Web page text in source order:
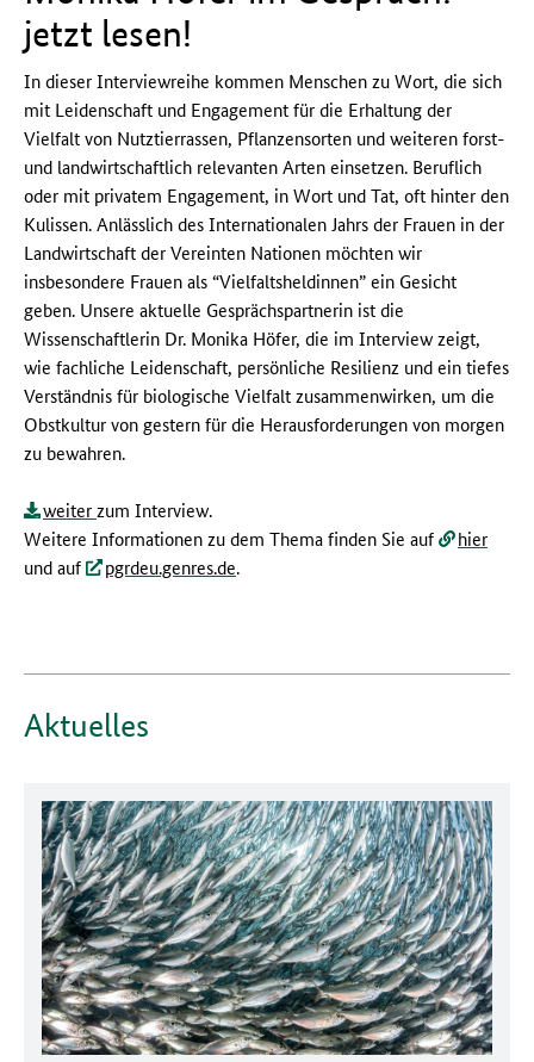
jetzt lesen!
In dieser Interviewreihe kommen Menschen zu Wort, die sich
mit Leidenschaft und Engagement für die Erhaltung der
Vielfalt von Nutztierrassen, Pflanzensorten und weiteren forst-
und landwirtschaftlich relevanten Arten einsetzen. Beruflich
oder mit privatem Engagement, in Wort und Tat, oft hinter den
Kulissen. Anlässlich des Internationalen Jahrs der Frauen in der
Landwirtschaft der Vereinten Nationen möchten wir
insbesondere Frauen als “Vielfaltsheldinnen” ein Gesicht
geben. Unsere aktuelle Gesprächspartnerin ist die
Wissenschaftlerin Dr. Monika Höfer, die im Interview zeigt,
wie fachliche Leidenschaft, persönliche Resilienz und ein tiefes
Verständnis für biologische Vielfalt zusammenwirken, um die
Obstkultur von gestern für die Herausforderungen von morgen
zu bewahren.
weiterzum Interview.
Weitere Informationen zu dem Thema finden Sie auf
hier
und auf
pgrdeu.genres.de.
Aktuelles